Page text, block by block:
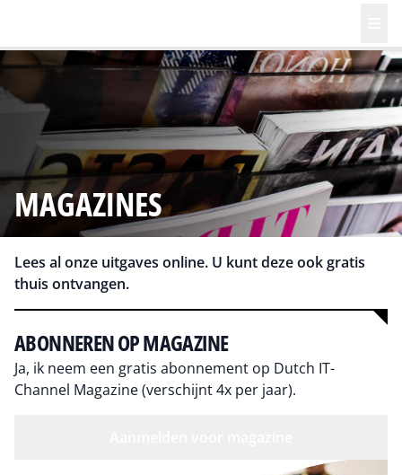
MAGAZINES
Lees al onze uitgaves online. U kunt deze ook gratis
thuis ontvangen.
ABONNEREN OP MAGAZINE
Ja, ik neem een gratis abonnement op Dutch IT-
Channel Magazine (verschijnt 4x per jaar).